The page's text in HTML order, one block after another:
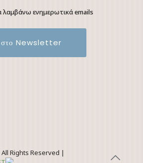
ενημερωτικά emails
Rights Reserved |